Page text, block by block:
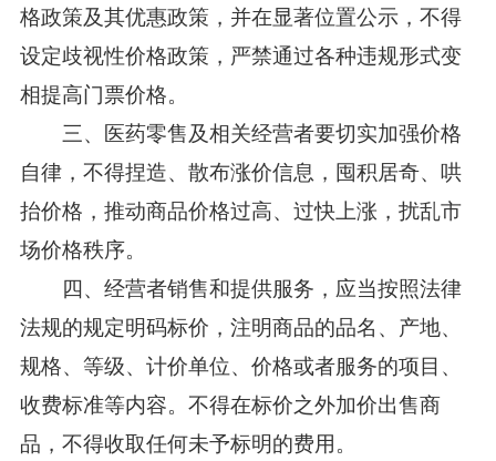
格政策及其优惠政策，并在显著位置公示，不得
设定歧视性价格政策，严禁通过各种违规形式变
相提高门票价格。
三、医药零售及相关经营者要切实加强价格
自律，不得捏造、散布涨价信息，囤积居奇、哄
抬价格，推动商品价格过高、过快上涨，扰乱市
场价格秩序。
四、经营者销售和提供服务，应当按照法律
法规的规定明码标价，注明商品的品名、产地、
规格、等级、计价单位、价格或者服务的项目、
收费标准等内容。不得在标价之外加价出售商
品，不得收取任何未予标明的费用。